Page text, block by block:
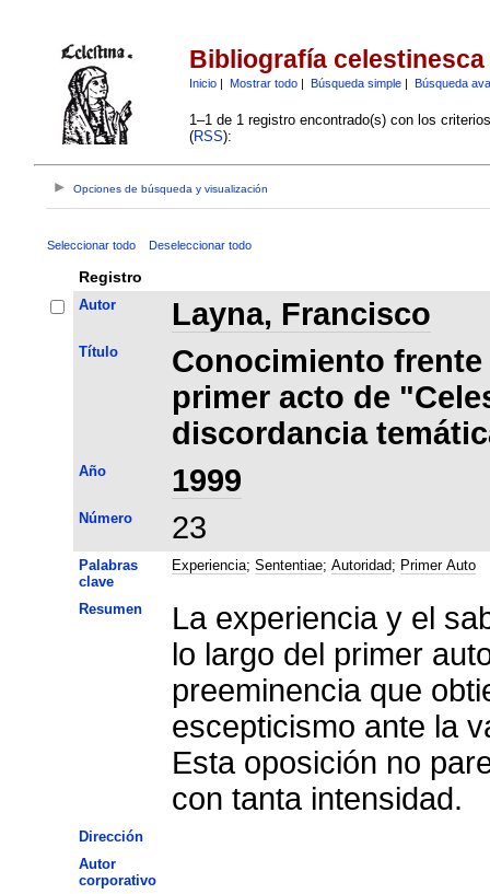
Bibliografía celestinesca
Inicio| Mostrar todo| Búsqueda simple| Búsqueda
1–1 de 1 registro encontrado(s) con los
(RSS):
Opciones de búsqueda y visualización
Seleccionar todo Deseleccionar todo
Registro
Autor Layna, Francisco
Título
Conocimiento
primer acto de
discordancia
Año 1999
Número 23
Palabras
clave
Experiencia; Sententiae; Autoridad; Primer Auto
Resumen
La experiencia y el
lo largo del primer
preeminencia que
escepticismo ante la
Esta oposición no
con tanta intensidad.
Dirección
Autor
corporativo